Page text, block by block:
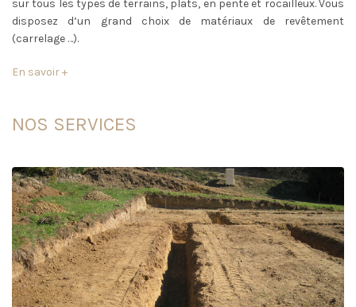
sur tous les types de terrains, plats, en pente et rocailleux. Vous
disposez d’un grand choix de matériaux de revêtement
(carrelage …).
En savoir +
NOS SERVICES